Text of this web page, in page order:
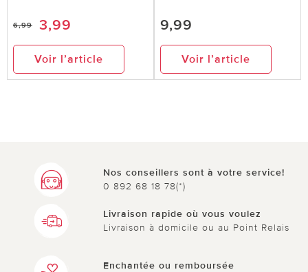
3 sur 5 ont trouvé cette évaluation utile.
utile pas utile
6,99 3,99
Voir l’article
9,99
Voir l’article
Nos conseillers sont à votre service!
0 892 68 18 78(*)
Livraison rapide où vous voulez
Livraison à domicile ou au Point Relais
Enchantée ou remboursée